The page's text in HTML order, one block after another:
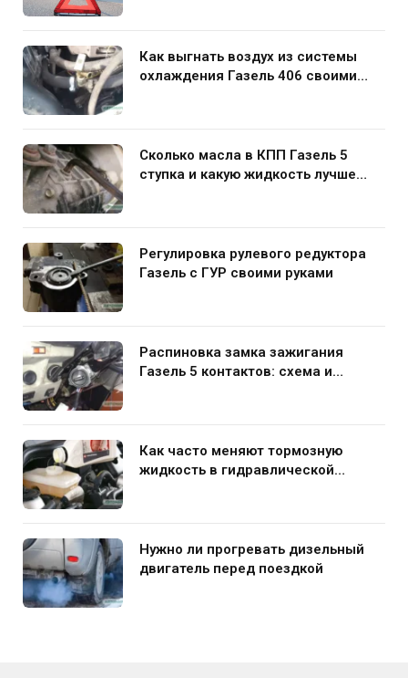
Как выгнать воздух из системы
охлаждения Газель 406 своими
Сколько масла в КПП Газель 5
ступка и какую жидкость лучше
Регулировка рулевого редуктора
Газель с ГУР своими руками
Распиновка замка зажигания
Газель 5 контактов: схема и
Как часто меняют тормозную
жидкость в гидравлической
Нужно ли прогревать дизельный
двигатель перед поездкой